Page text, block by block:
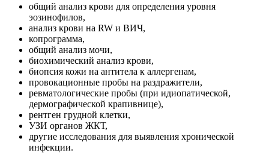
общий анализ крови для определения уровня
эозинофилов,
анализ крови на RW и ВИЧ,
копрограмма,
общий анализ мочи,
биохимический анализ крови,
биопсия кожи на антитела к аллергенам,
провокационные пробы на раздражители,
ревматологические пробы (при идиопатической,
дермографической крапивнице),
рентген грудной клетки,
УЗИ органов ЖКТ,
другие исследования для выявления хронической
инфекции.